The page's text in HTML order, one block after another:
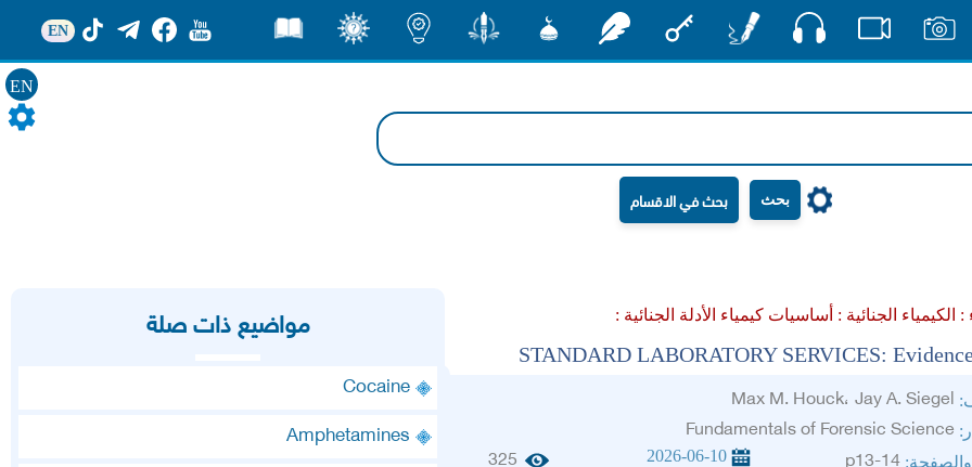
EN
EN
بحث
: الكيمياء الجنائية : أساسيات كيمياء الأدلة الجنائية :
STANDARD LABORATORY SERVICES:
Max M. Houck، Jay A. Siegel
Fundamentals of Forensic Science
p13-14
2026-06-10
325
مواضيع ذات صلة
Cocaine
Amphetamines